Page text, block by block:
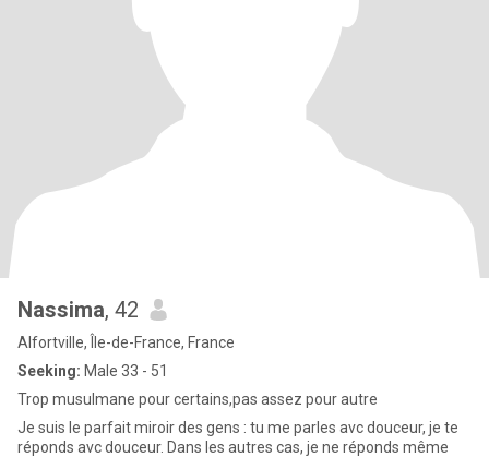
Nassima, 42
Alfortville, Île-de-France, France
Seeking: Male 33 - 51
Trop musulmane pour certains,pas assez pour autre
Je suis le parfait miroir des gens : tu me parles avc douceur, je te
réponds avc douceur. Dans les autres cas, je ne réponds même